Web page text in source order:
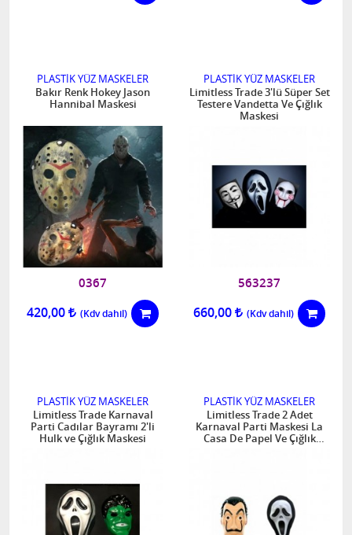
PLASTİK YÜZ MASKELER
Bakır Renk Hokey Jason
Hannibal Maskesi
0367
420,00
PLASTİK YÜZ MASKELER
Limitless Trade 3'lü Süper Set
Testere Vandetta Ve Çığlık
Maskesi
563237
660,00
PLASTİK YÜZ MASKELER
Limitless Trade Karnaval
Parti Cadılar Bayramı 2'li
Hulk ve Çığlık Maskesi
PLASTİK YÜZ MASKELER
Limitless Trade 2 Adet
Karnaval Parti Maskesi La
Casa De Papel Ve Çığlık